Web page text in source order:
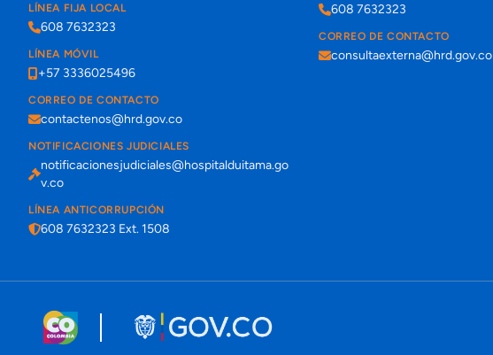
LÍNEA FIJA LOCAL
608 7632323
LÍNEA MÓVIL
+57 3336025496
CORREO DE CONTACTO
contactenos@hrd.gov.co
NOTIFICACIONES JUDICIALES
notificacionesjudiciales@hospitalduitama.go
v.co
LÍNEA ANTICORRUPCIÓN
608 7632323 Ext. 1508
608 7632323
CORREO DE CONTACTO
consultaexterna@hrd.gov.co